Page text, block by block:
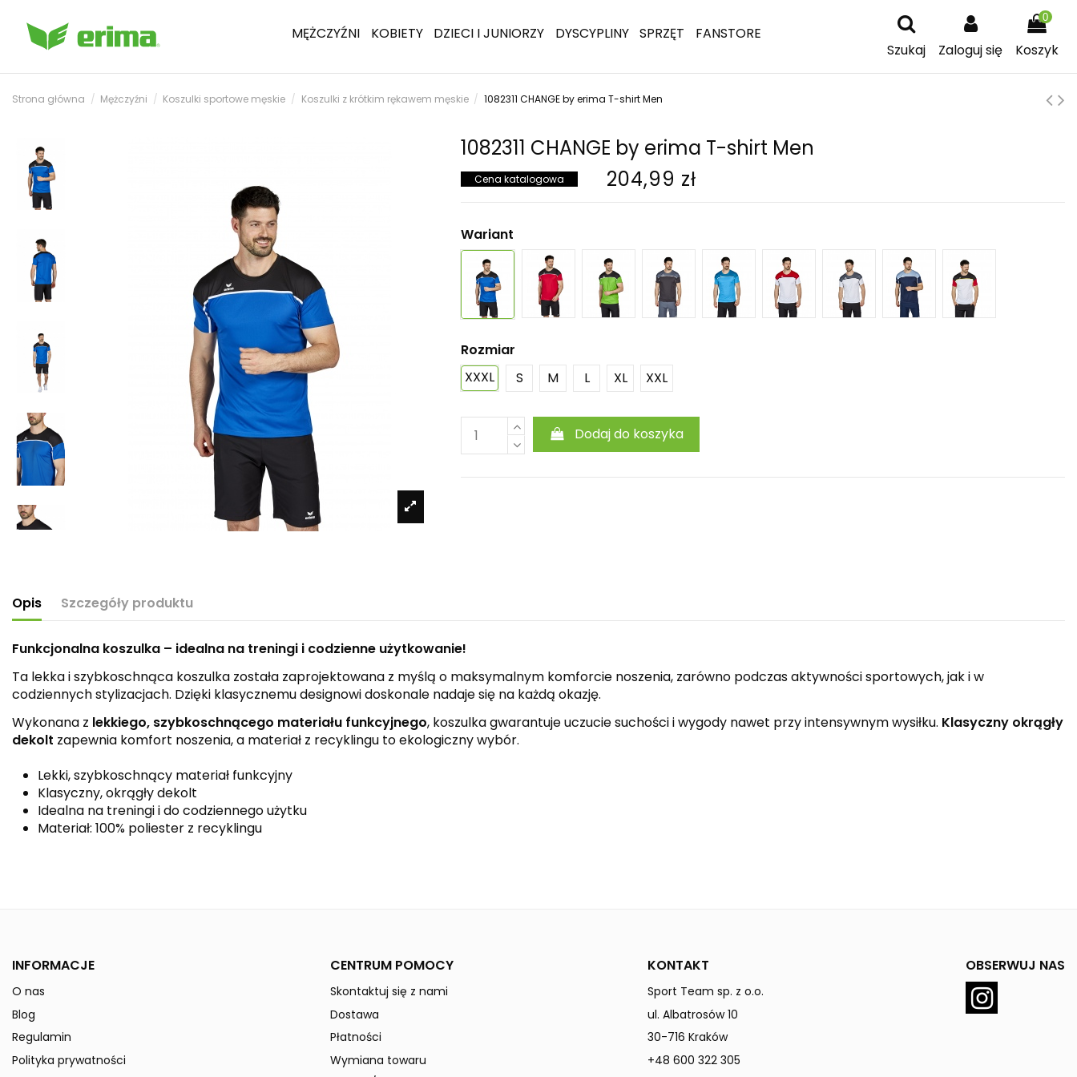
MĘŻCZYŹNI KOBIETY DZIECI I JUNIORZY DYSCYPLINY SPRZĘT
FANSTORE
Szukaj
Zaloguj się
0
Koszyk
Strona główna Mężczyźni Koszulki sportowe męskie Koszulki z krótkim rękawem męskie 1082311 CHANGE by erima T-shirt Men
1082311 CHANGE by erima T-shirt Men
Cena katalogowa 204,99 zł
Wariant
Rozmiar
XXXL
S M L XL XXL
Dodaj do koszyka
Opis Szczegóły produktu
Funkcjonalna koszulka – idealna na treningi i codzienne użytkowanie!
Ta lekka i szybkoschnąca koszulka została zaprojektowana z myślą o maksymalnym komforcie noszenia, zarówno podczas aktywności sportowych, jak i w
codziennych stylizacjach. Dzięki klasycznemu designowi doskonale nadaje się na każdą okazję.
Wykonana z lekkiego, szybkoschnącego materiału funkcyjnego, koszulka gwarantuje uczucie suchości i wygody nawet przy intensywnym wysiłku. Klasyczny okrągły
dekolt zapewnia komfort noszenia, a materiał z recyklingu to ekologiczny wybór.
Lekki, szybkoschnący materiał funkcyjny
Klasyczny, okrągły dekolt
Idealna na treningi i do codziennego użytku
Materiał: 100% poliester z recyklingu
Płeć
Indeks
W magazynie
ean13
» Podmiot odpowiedzialny
INFORMACJE
O nas
Blog
Regulamin
Polityka prywatności
CENTRUM POMOCY
Skontaktuj się z nami
Dostawa
Płatności
Wymiana towaru
KONTAKT
Sport Team sp. z o.o.
ul. Albatrosów 10
30-716 Kraków
+48 600 322 305
OBSERWUJ NAS